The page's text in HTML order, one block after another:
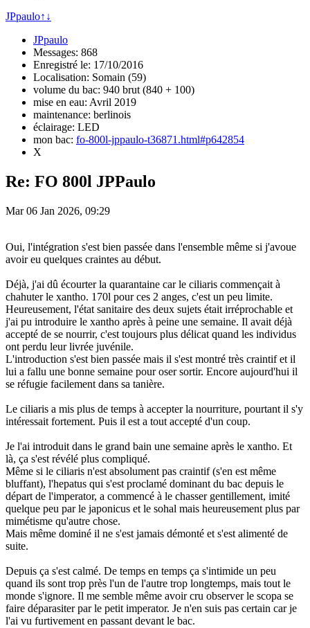
JPpaulo↑ ↓
JPpaulo
Messages: 868
Enregistré le: 17/10/2016
Localisation: Somain (59)
volume du bac: 940 brut (840 + 100)
mise en eau: Avril 2019
maintenance: berlinois
éclairage: LED
mon bac: fo-800l-jppaulo-t36871.html#p642854
X
Re: FO 800l JPPaulo
Mar 06 Jan 2026, 09:29
Oui, l'intégration s'est bien passée dans l'ensemble même si j'avoue
avoir eu quelques craintes au début.
Déjà, j'ai dû écourter la quarantaine car le ciliaris commençait à
chahuter le xantho. 170l pour ces 2 anges, c'est un peu limite.
Heureusement, l'état sanitaire des deux sujets était irréprochable et
j'ai pu introduire le xantho après à peine une semaine. Il avait déjà
accepté de se nourrir, c'est toujours plus délicat quand les individus
ont perdu leur livrée juvénile.
L'introduction s'est bien passée mais il s'est montré très craintif et il
lui a fallu une bonne semaine pour oser sortir. Encore aujourd'hui il
se réfugie facilement dans sa tanière.
Le ciliaris a mis plus de temps à accepter la nourriture, pourtant il s'y
intéressait fortement. Puis il est a tout accepté d'un coup.
Je l'ai introduit dans le grand bain une semaine après le xantho. Et
là, ça s'est révélé plus compliqué.
Même si le ciliaris n'est absolument pas craintif (s'en est même
bluffant), l'hepatus qui s'est proclamé dominant du bac depuis le
départ de l'imperator, a commencé à le chasser gentillement, imité
quelque peu par le japonicus et le sohal mais heureusement plus par
mimétisme qu'autre chose.
Mais même dominé il ne s'est jamais démonté et s'est alimenté de
suite.
Depuis ça s'est calmé. De temps en temps ça s'intimide un peu
quand ils sont trop près l'un de l'autre trop longtemps, mais tout le
monde s'ignore. Il me semble même avoir cru observer le scopa se
faire déparasiter par le petit imperator. Je n'en suis pas certain car je
l'ai vu furtivement en passant devant le bac.